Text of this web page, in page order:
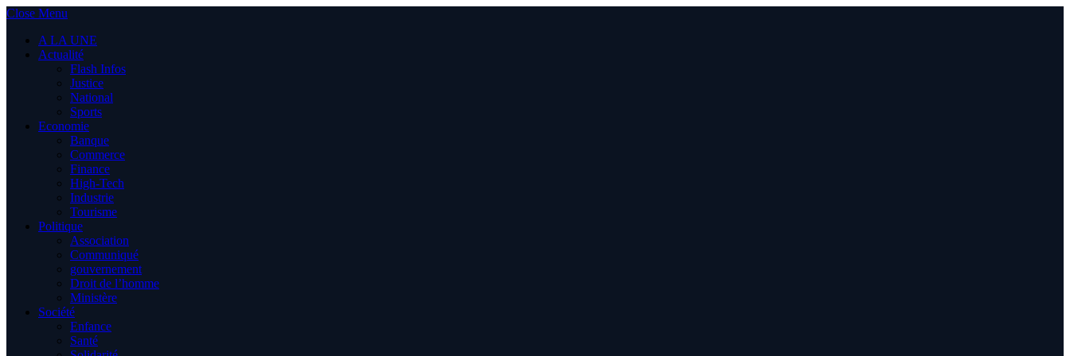
Close Menu
A LA UNE
Actualité
Flash Infos
Justice
National
Sports
Economie
Banque
Commerce
Finance
High-Tech
Industrie
Tourisme
Politique
Association
Communiqué
gouvernement
Droit de l’homme
Ministère
Société
Enfance
Santé